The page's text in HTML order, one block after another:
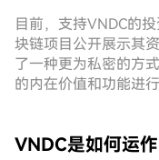
目前，支持VNDC的
块链项目公开展示其
了一种更为私密的方
的内在价值和功能进
VNDC是如何运作